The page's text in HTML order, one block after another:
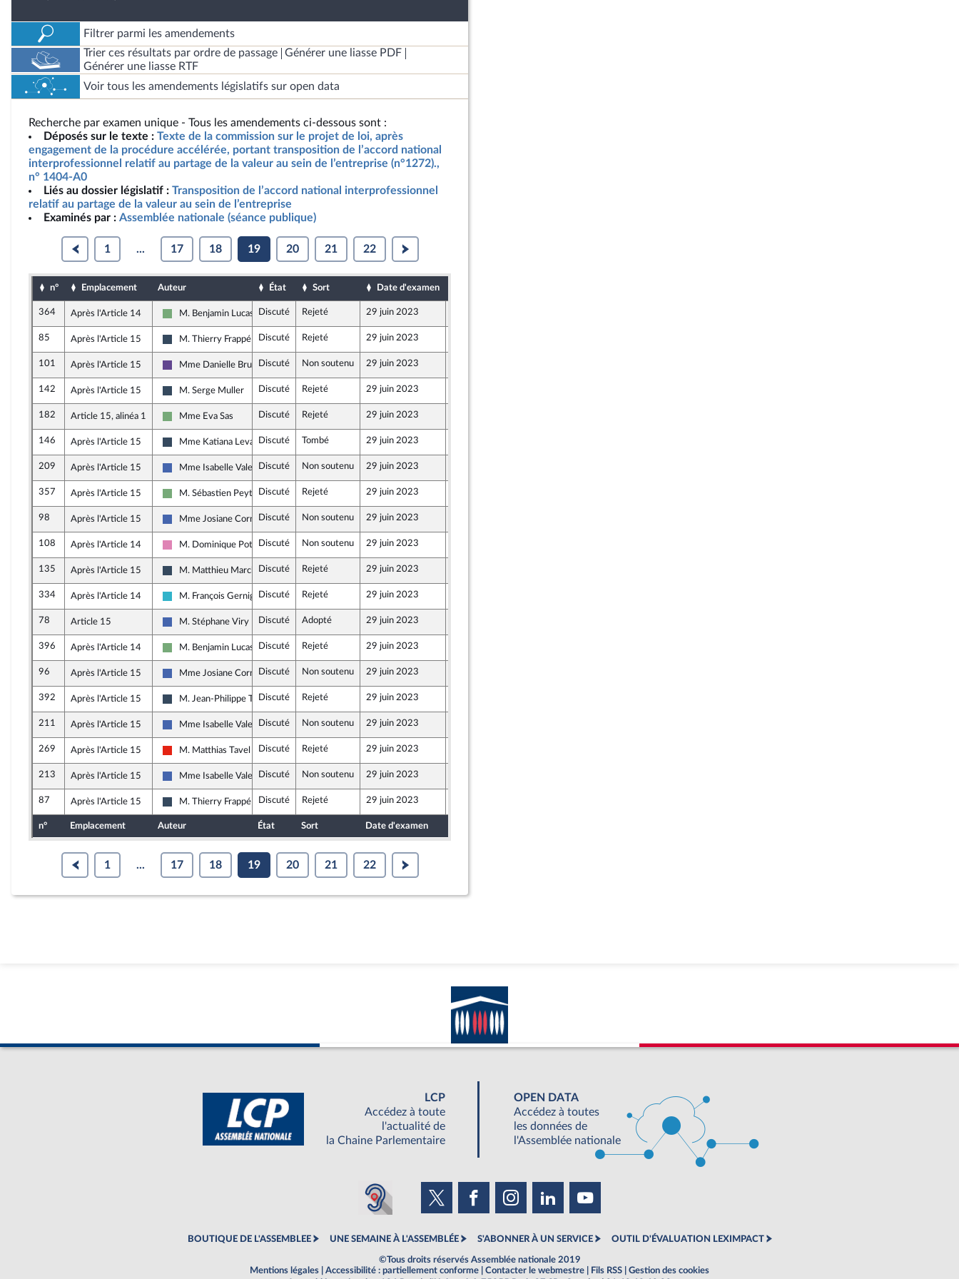
Filtrer parmi les amendements
Trier ces résultats par ordre de passage
Générer une liasse PDF
Générer une liasse RTF
Voir tous les amendements législatifs sur open data
Recherche par examen unique - Tous les amendements ci-dessous sont :
Déposés sur le texte : Texte de la commission sur le projet de loi, après
engagement de la procédure accélérée, portant transposition de l’accord national
interprofessionnel relatif au partage de la valeur au sein de l’entreprise (n°1272).,
n° 1404-A0
Liés au dossier législatif : Transposition de l’accord national interprofessionnel
relatif au partage de la valeur au sein de l’entreprise
Examinés par : Assemblée nationale (séance publique)
1 ... 17 18 19 20 21 22
n° Emplacement Auteur État Sort Date d'examen
364 Après l'Article 14
Écologiste - NUPES
M. Benjamin Lucas-Lundy
Discuté Rejeté 29 juin 2023
85 Après l'Article 15
Rassemblement National
M. Thierry Frappé Discuté Rejeté 29 juin 2023
101 Après l'Article 15
Renaissance
Mme Danielle BruleboisDiscuté Non soutenu 29 juin 2023
142 Après l'Article 15
Rassemblement National
M. Serge Muller Discuté Rejeté 29 juin 2023
182 Article 15, alinéa 1
Écologiste - NUPES
Mme Eva Sas Discuté Rejeté 29 juin 2023
146 Après l'Article 15
Rassemblement National
Mme Katiana Levavasseur
Discuté Tombé 29 juin 2023
209 Après l'Article 15
Les Républicains
Mme Isabelle ValentinDiscuté Non soutenu 29 juin 2023
357 Après l'Article 15
Écologiste - NUPES
M. Sébastien PeytavieDiscuté Rejeté 29 juin 2023
98 Après l'Article 15
Les Républicains
Mme Josiane Corneloup
Discuté Non soutenu 29 juin 2023
108 Après l'Article 14
Socialistes et apparentés (membre de l’intergroupe NUPES)
M. Dominique PotierDiscuté Non soutenu 29 juin 2023
135 Après l'Article 15
Rassemblement National
M. Matthieu MarchioDiscuté Rejeté 29 juin 2023
334 Après l'Article 14
Horizons et apparentés
M. François GernigonDiscuté Rejeté 29 juin 2023
78 Article 15
Les Républicains
M. Stéphane Viry Discuté Adopté 29 juin 2023
396 Après l'Article 14
Écologiste - NUPES
M. Benjamin Lucas-Lundy
Discuté Rejeté 29 juin 2023
96 Après l'Article 15
Les Républicains
Mme Josiane Corneloup
Discuté Non soutenu 29 juin 2023
392 Après l'Article 15
Rassemblement National
M. Jean-Philippe Tanguy
Discuté Rejeté 29 juin 2023
211 Après l'Article 15
Les Républicains
Mme Isabelle ValentinDiscuté Non soutenu 29 juin 2023
269 Après l'Article 15
La France insoumise - Nouvelle Union Populaire écologique et sociale
M. Matthias Tavel Discuté Rejeté 29 juin 2023
213 Après l'Article 15
Les Républicains
Mme Isabelle ValentinDiscuté Non soutenu 29 juin 2023
87 Après l'Article 15
Rassemblement National
M. Thierry Frappé Discuté Rejeté 29 juin 2023
n° Emplacement Auteur État Sort Date d'examen
1 ... 17 18 19 20 21 22
LCP
Accédez à toute
l'actualité de
la Chaine Parlementaire
OPEN DATA
Accédez à toutes
les données de
l'Assemblée nationale
BOUTIQUE DE L'ASSEMBLEE UNE SEMAINE À L'ASSEMBLÉE S'ABONNER À UN SERVICE OUTIL D'ÉVALUATION LEXIMPACT
©Tous droits réservés Assemblée nationale 2019
Mentions légales
Accessibilité : partiellement conforme Contacter le webmestre Fils RSS
Gestion des cookies